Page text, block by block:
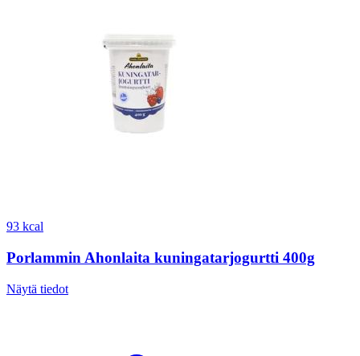
93 kcal
Porlammin Ahonlaita kuningatarjogurtti 400g
Näytä tiedot